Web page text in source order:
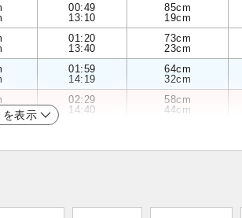
00:49
13:10
85cm
19cm
01:20
13:40
73cm
23cm
01:59
14:19
64cm
32cm
02:29
14:40
58cm
44cm
を表示